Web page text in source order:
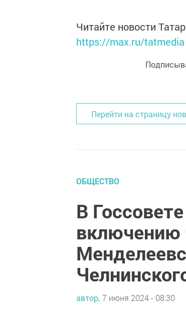
Читайте новости
https://max.ru/tatmedia
Перейти на страницу
ОБЩЕСТВО
В
включению
автор, 7 июня 2024 - 08:30